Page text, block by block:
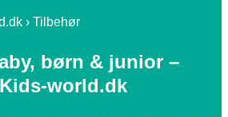
› Tilbehør
børn & junior –
world.dk